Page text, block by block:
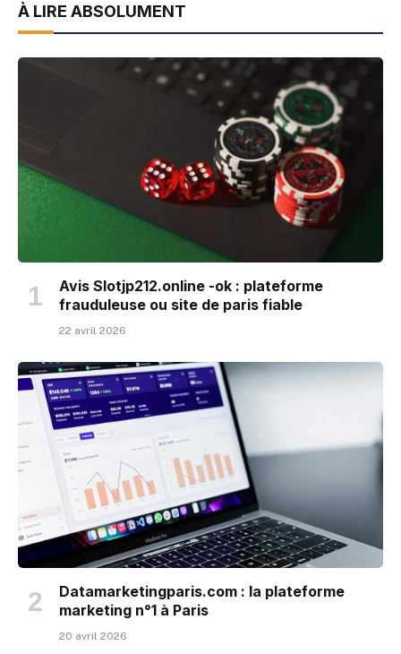
À LIRE ABSOLUMENT
Avis Slotjp212.online -ok : plateforme
frauduleuse ou site de paris fiable
22 avril 2026
Datamarketingparis.com : la plateforme
marketing n°1 à Paris
20 avril 2026